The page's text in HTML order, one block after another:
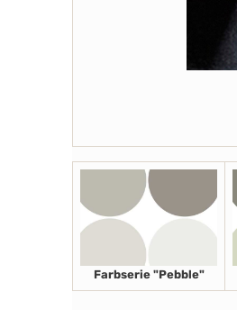
Farbserie "Pebble"